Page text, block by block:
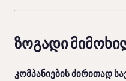
ზოგადი
კომპანიების ძირითად